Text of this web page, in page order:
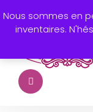
Nous sommes en
inventaires.